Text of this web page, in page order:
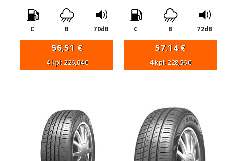
C B 70dB
56,51 €
4 kpl: 226,04€
C B 72dB
57,14€
4 kpl: 228,56€